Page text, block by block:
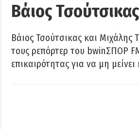
Βάιος
Βάιος Τσούτσικας και Μιχάλης
τους ρεπόρτερ του bwinΣΠΟΡ
επικαιρότητας για να μη